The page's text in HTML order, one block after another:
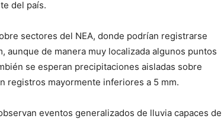
del país.
sectores del NEA, donde podrían registrarse
aunque de manera muy localizada algunos puntos
se esperan precipitaciones aisladas sobre
registros mayormente inferiores a 5 mm.
eventos generalizados de lluvia capaces de